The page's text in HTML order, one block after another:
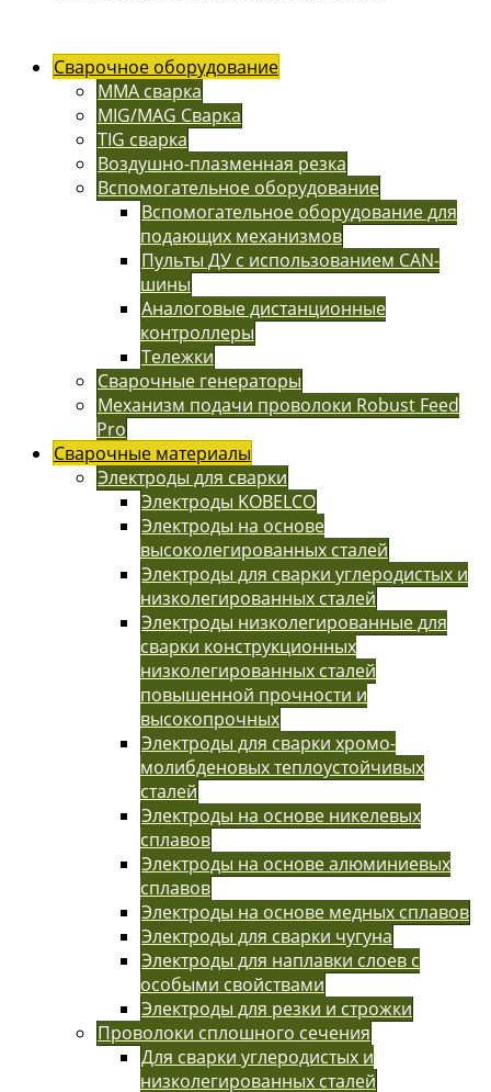
Сварочное оборудование
MMA сварка
MIG/MAG Сварка
TIG сварка
Воздушно-плазменная резка
Вспомогательное оборудование
Вспомогательное оборудование для
подающих механизмов
Пульты ДУ с использованием CAN-
шины
Аналоговые дистанционные
контроллеры
Тележки
Сварочные генераторы
Механизм подачи проволоки Robust Feed
Pro
Сварочные материалы
Электроды для сварки
Электроды KOBELCO
Электроды на основе
высоколегированных сталей
Электроды для сварки углеродистых и
низколегированных сталей
Электроды низколегированные для
сварки конструкционных
низколегированных сталей
повышенной прочности и
высокопрочных
Электроды для сварки хромо-
молибденовых теплоустойчивых
сталей
Электроды на основе никелевых
сплавов
Электроды на основе алюминиевых
сплавов
Электроды на основе медных сплавов
Электроды для сварки чугуна
Электроды для наплавки слоев с
особыми свойствами
Электроды для резки и строжки
Проволоки сплошного сечения
Для сварки углеродистых и
низколегированных сталей